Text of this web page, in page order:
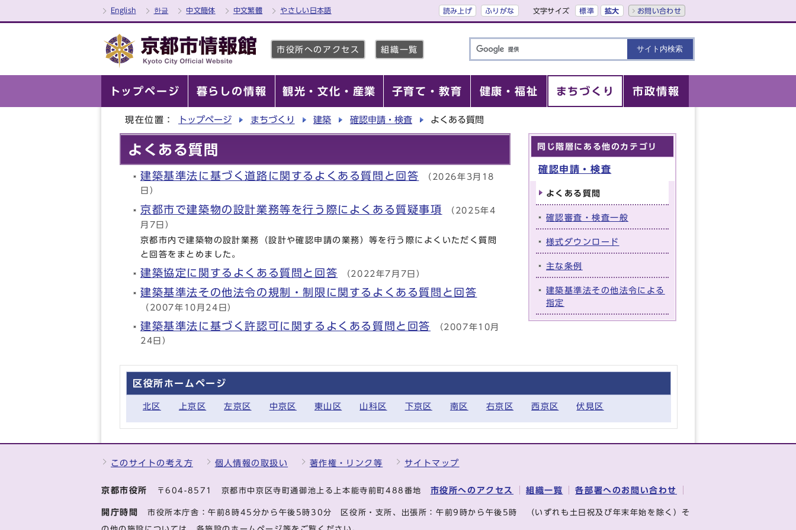
English 한글 中文簡体 中文繁體 やさしい日本語 読み上げ ふりがな 文字サイズ 標準 拡大 お問い合わせ
市役所へのアクセス 組織一覧
トップページ 暮らしの情報 観光・文化・産業 子育て・教育 健康・福祉 まちづくり 市政情報
現在位置： トップページ まちづくり 建築 確認申請・検査 よくある質問
よくある質問
建築基準法に基づく道路に関するよくある質問と回答 （2026年3月18
日）
京都市で建築物の設計業務等を行う際によくある質疑事項
（2025年4
月7日）
京都市内で建築物の設計業務（設計や確認申請の業務）等を行う際によくいただく質問
と回答をまとめました。
建築協定に関するよくある質問と回答 （2022年7月7日）
建築基準法その他法令の規制・制限に関するよくある質問と回答
（2007年10月24日）
建築基準法に基づく許認可に関するよくある質問と回答 （2007年10月
24日）
同じ階層にある他のカテゴリ
確認申請・検査
よくある質問
確認審査・検査一般
様式ダウンロード
主な条例
建築基準法その他法令による
指定
区役所ホームページ
北区 上京区 左京区 中京区 東山区 山科区 下京区 南区 右京区 西京区 伏見区
このサイトの考え方 個人情報の取扱い 著作権・リンク等 サイトマップ
京都市役所 〒604-8571 京都市中京区寺町通御池上る上本能寺前町488番地 市役所へのアクセス 組織一覧 各部署へのお問い合わせ
開庁時間 市役所本庁舎：午前8時45分から午後5時30分 区役所・支所、出張所：午前9時から午後5時 （いずれも土日祝及び年末年始を除く）そ